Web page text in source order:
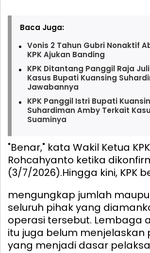
Baca Juga:
Vonis 2 Tahun Gubri Nonaktif
KPK Ajukan Banding
KPK Ditantang Panggil Raja
Kasus Bupati Kuansing
Jawabannya
KPK Panggil Istri Bupati
Suhardiman Amby Terkait
Suaminya
"Benar," kata Wakil Ketua
Rohcahyanto ketika
(3/7/2026).Hingga kini, KPK
mengungkap jumlah
seluruh pihak yang
operasi tersebut. Lembaga
itu juga belum menjelaskan
yang menjadi dasar